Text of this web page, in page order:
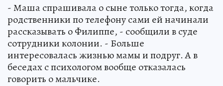
- Маша спрашивала о сыне только тогда, когда
родственники по телефону сами ей начинали
рассказывать о Филиппе, - сообщили в суде
сотрудники колонии. - Больше
интересовалась жизнью мамы и подруг. А в
беседах с психологом вообще отказалась
говорить о мальчике.